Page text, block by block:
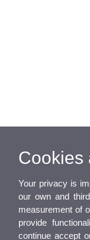
Cookies
Your privacy is
our own and
measurement of
provide
continue accept